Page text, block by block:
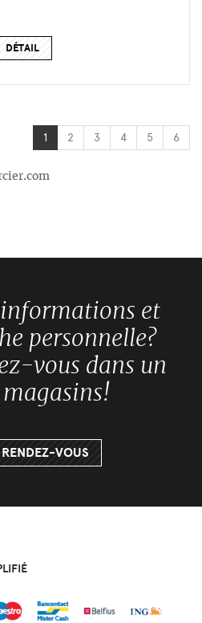
DÉTAIL
1 2 3 4 5 6
et
personnelle?
vous dans un
VOUS